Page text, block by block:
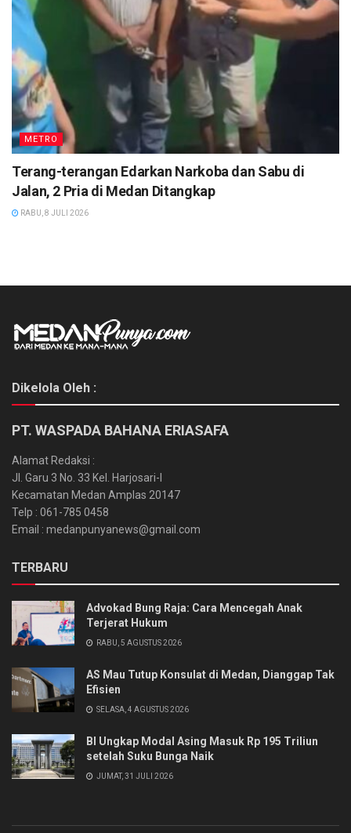
METRO
Terang-terangan Edarkan Narkoba dan Sabu di
Jalan, 2 Pria di Medan Ditangkap
RABU, 8 JULI 2026
Dikelola Oleh :
PT. WASPADA BAHANA ERIASAFA
Alamat Redaksi :
Jl. Garu 3 No. 33 Kel. Harjosari-I
Kecamatan Medan Amplas 20147
Telp : 061-785 0458
Email : medanpunyanews@gmail.com
TERBARU
Advokad Bung Raja: Cara Mencegah Anak
Terjerat Hukum
RABU, 5 AGUSTUS 2026
AS Mau Tutup Konsulat di Medan, Dianggap Tak
Efisien
SELASA, 4 AGUSTUS 2026
BI Ungkap Modal Asing Masuk Rp 195 Triliun
setelah Suku Bunga Naik
JUMAT, 31 JULI 2026